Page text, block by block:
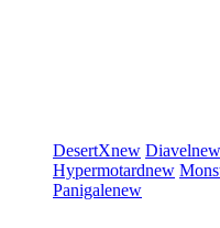
DesertXnew Diavelnew
Hypermotardnew
Panigalenew